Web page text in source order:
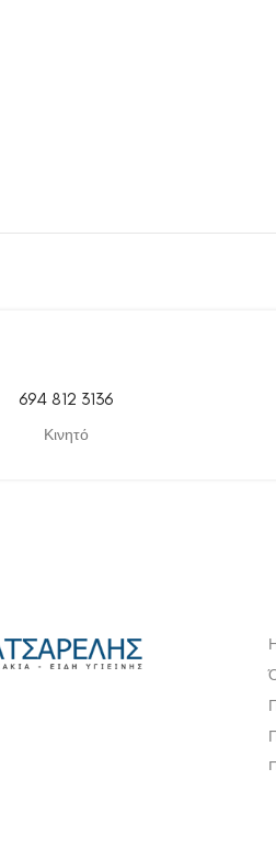
694 812 3136
Κινητό